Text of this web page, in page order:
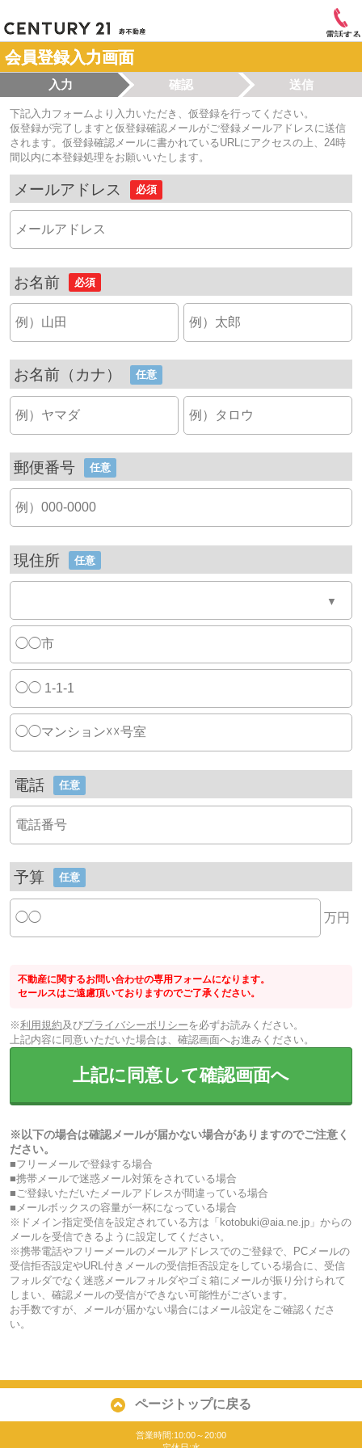
電話する
会員登録入力画面
入力 確認 送信
下記入力フォームより入力いただき、仮登録を行ってください。
仮登録が完了しますと仮登録確認メールがご登録メールアドレスに送信
されます。仮登録確認メールに書かれているURLにアクセスの上、24時
間以内に本登録処理をお願いいたします。
メールアドレス 必須
お名前 必須
お名前（カナ） 任意
郵便番号 任意
現住所 任意
▼
電話 任意
予算 任意
万円
不動産に関するお問い合わせの専用フォームになります。
セールスはご遠慮頂いておりますのでご了承ください。
※利用規約及びプライバシーポリシーを必ずお読みください。
上記内容に同意いただいた場合は、確認画面へお進みください。
上記に同意して確認画面へ
※以下の場合は確認メールが届かない場合がありますのでご注意く
ださい。
■フリーメールで登録する場合
■携帯メールで迷惑メール対策をされている場合
■ご登録いただいたメールアドレスが間違っている場合
■メールボックスの容量が一杯になっている場合
※ドメイン指定受信を設定されている方は「kotobuki@aia.ne.jp」からの
メールを受信できるように設定してください。
※携帯電話やフリーメールのメールアドレスでのご登録で、PCメールの
受信拒否設定やURL付きメールの受信拒否設定をしている場合に、受信
フォルダでなく迷惑メールフォルダやゴミ箱にメールが振り分けられて
しまい、確認メールの受信ができない可能性がございます。
お手数ですが、メールが届かない場合にはメール設定をご確認くださ
い。
ページトップに戻る
営業時間:10:00～20:00